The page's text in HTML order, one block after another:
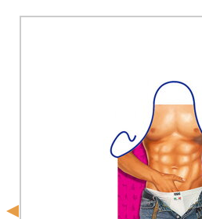
Súhlasím so spracovaním
odoslania formulára. Oboznámil som
Ochrany osobných